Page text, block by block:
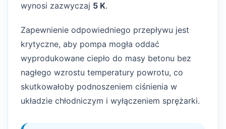
wynosi zazwyczaj 5 K.
Zapewnienie odpowiedniego przepływu jest
krytyczne, aby pompa mogła oddać
wyprodukowane ciepło do masy betonu bez
nagłego wzrostu temperatury powrotu, co
skutkowałoby podnoszeniem ciśnienia w
układzie chłodniczym i wyłączeniem sprężarki.